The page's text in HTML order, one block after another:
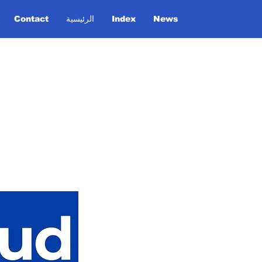
Contact الرئيسية Index News